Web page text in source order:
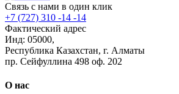
Связь с нами в один клик
+7 (727) 310 -14 -14
Фактический адрес
Инд: 05000,
Республика Казахстан, г. Алматы
пр. Сейфуллина 498 оф. 202
О нас